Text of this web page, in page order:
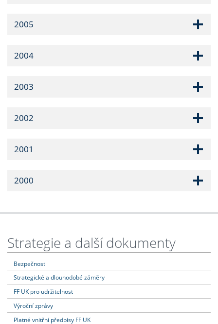
2005
2004
2003
2002
2001
2000
Strategie a další dokumenty
Bezpečnost
Strategické a dlouhodobé záměry
FF UK pro udržitelnost
Výroční zprávy
Platné vnitřní předpisy FF UK